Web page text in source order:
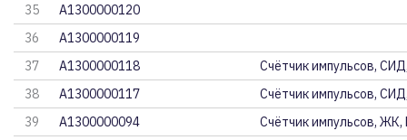
35
A1300000120
36
A1300000119
37
A1300000118
Счётчик импульсов,
38
A1300000117
Счётчик импульсов,
39
A1300000094
Счётчик импульсов,